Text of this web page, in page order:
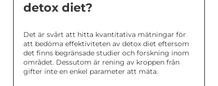
detox diet?
Det är svårt att hitta kvantitativa mätningar för
att bedöma effektiviteten av detox diet eftersom
det finns begränsade studier och forskning inom
området. Dessutom är rening av kroppen från
gifter inte en enkel parameter att mäta.